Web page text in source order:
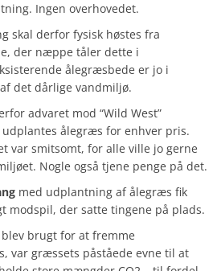
Ingen overhovedet.
skal derfor fysisk høstes fra
der næppe tåler dette i
ålegræsbede er jo i
det dårlige vandmiljø.
advaret mod “Wild West”
ålegræs for enhver pris.
var smitsomt, for alle ville jo gerne
Nogle også tjene penge på det.
med udplantning af ålegræs fik
modspil, der satte tingene på plads.
brugt for at fremme
var græssets påståede evne til at